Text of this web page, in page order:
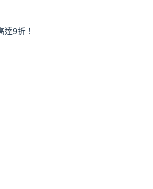
9折！